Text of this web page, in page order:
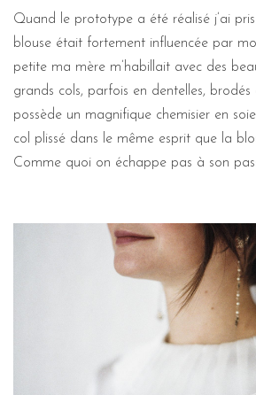
Quand le prototype a été réalisé j’ai
blouse était fortement influencée par
petite ma mère m’habillait avec des
grands cols, parfois en dentelles, brodés
possède un magnifique chemisier en
col plissé dans le même esprit que la
Comme quoi on échappe pas à son